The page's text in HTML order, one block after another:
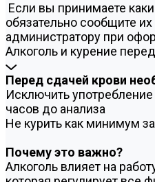
Если вы принимаете
обязательно сообщите их
администратору при
Алкоголь и курение
Перед сдачей крови
Исключить употребление
часов до анализа
Не курить как минимум
Почему это важно?
Алкоголь влияет на